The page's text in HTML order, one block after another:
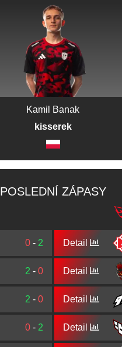
Kamil Banak
kisserek
POSLEDNÍ ZÁPASY
0 - 2
2 - 0
2 - 0
0 - 2
Detail
Detail
Detail
Detail